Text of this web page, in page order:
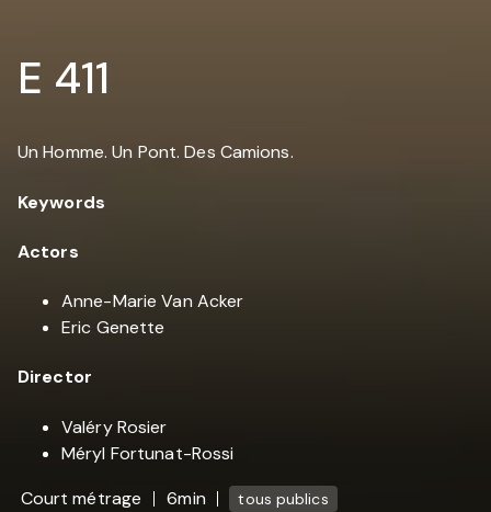
E 411
Un Homme. Un Pont. Des Camions.
Keywords
Actors
Anne-Marie Van Acker
Eric Genette
Director
Valéry Rosier
Méryl Fortunat-Rossi
Court métrage
6min tous publics